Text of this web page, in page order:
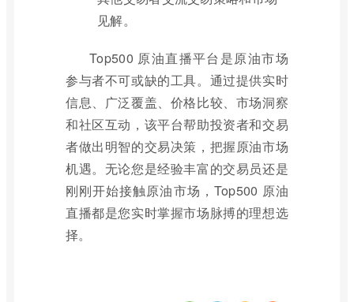
见解。
Top500 原油直播平台是原油市场
参与者不可或缺的工具。通过提供实时
信息、广泛覆盖、价格比较、市场洞察
和社区互动，该平台帮助投资者和交易
者做出明智的交易决策，把握原油市场
机遇。无论您是经验丰富的交易员还是
刚刚开始接触原油市场，Top500 原油
直播都是您实时掌握市场脉搏的理想选
择。